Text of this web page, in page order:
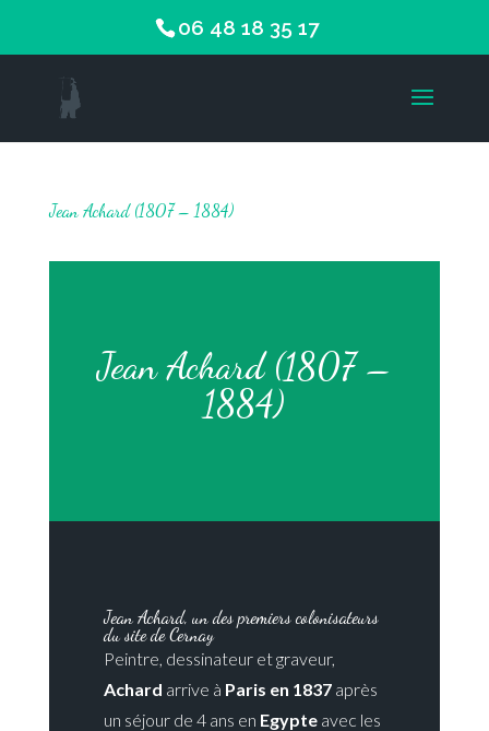
06 48 18 35 17
Jean Achard (1807 – 1884)
Jean Achard (1807 –
1884)
Jean Achard, un des premiers colonisateurs
du site de Cernay
Peintre, dessinateur et graveur,
Achard arrive à Paris en 1837après
un séjour de 4 ans en Egypteavec les